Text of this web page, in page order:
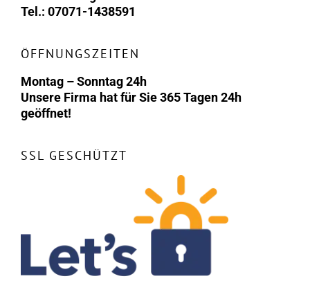
Tel.: 07071-1438591
ÖFFNUNGSZEITEN
Montag – Sonntag 24h
Unsere Firma hat für Sie 365 Tagen 24h
geöffnet!
SSL GESCHÜTZT